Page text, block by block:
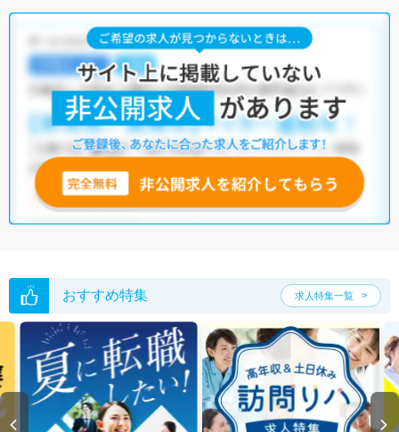
おすすめ特集 求人特集一覧